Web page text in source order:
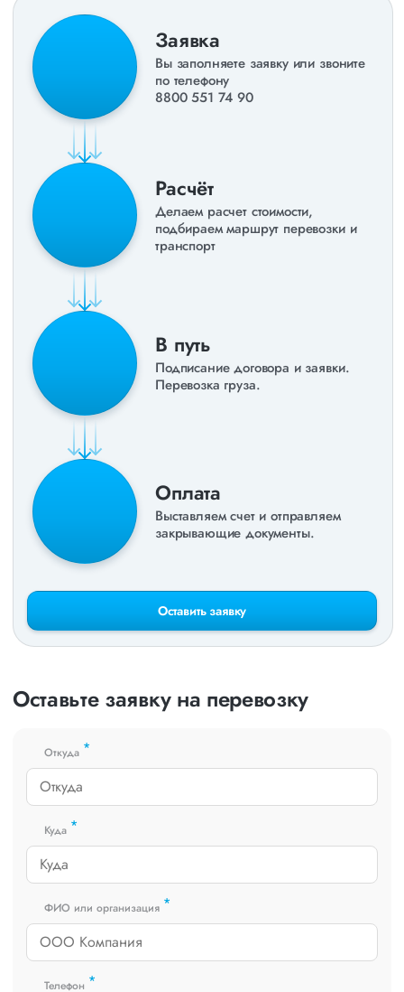
Заявка
Вы заполняете заявку или звоните
по телефону
8800 551 74 90
Расчёт
Делаем расчет стоимости,
подбираем маршрут перевозки и
транспорт
В путь
Подписание договора и заявки.
Перевозка груза.
Оплата
Выставляем счет и отправляем
закрывающие документы.
Оставить заявку
Оставьте заявку на перевозку
Откуда *
Куда *
ФИО или организация *
Телефон *